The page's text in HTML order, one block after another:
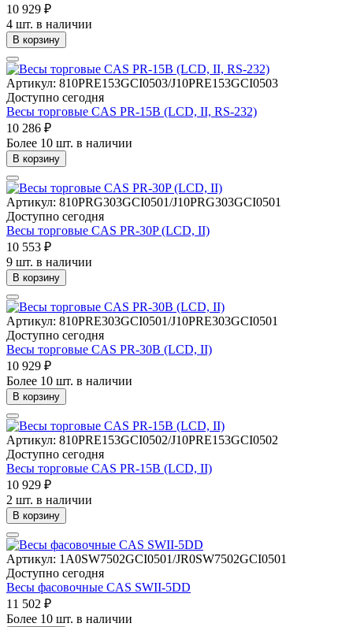
10 929 ₽
4 шт. в наличии
В корзину
Артикул: 810PRE153GCI0503/J10PRE153GCI0503
Доступно сегодня
Весы торговые CAS PR-15B (LCD, II, RS-232)
10 286 ₽
Более 10 шт. в наличии
В корзину
Артикул: 810PRG303GCI0501/J10PRG303GCI0501
Доступно сегодня
Весы торговые CAS PR-30P (LCD, II)
10 553 ₽
9 шт. в наличии
В корзину
Артикул: 810PRE303GCI0501/J10PRE303GCI0501
Доступно сегодня
Весы торговые CAS PR-30B (LCD, II)
10 929 ₽
Более 10 шт. в наличии
В корзину
Артикул: 810PRE153GCI0502/J10PRE153GCI0502
Доступно сегодня
Весы торговые CAS PR-15B (LCD, II)
10 929 ₽
2 шт. в наличии
В корзину
Артикул: 1A0SW7502GCI0501/JR0SW7502GCI0501
Доступно сегодня
Весы фасовочные CAS SWII-5DD
11 502 ₽
Более 10 шт. в наличии